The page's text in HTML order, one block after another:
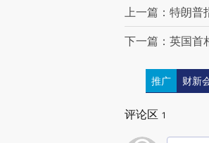
上一篇：特朗普
下一篇：英国首
推广 财新
评论区 1